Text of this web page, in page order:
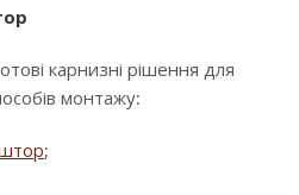
карнизні рішення для
монтажу:
;